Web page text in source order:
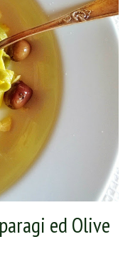
Servire subito.
ed Olive